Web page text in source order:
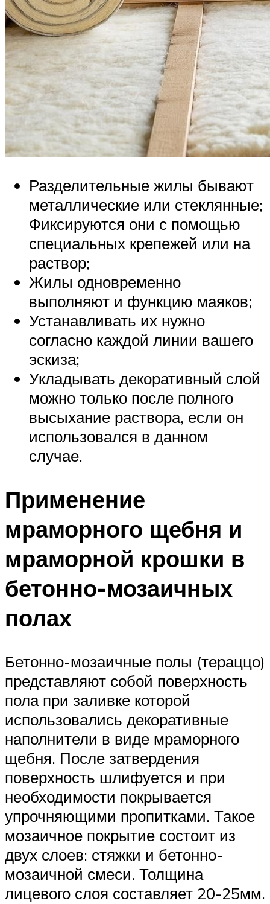
Разделительные жилы бывают
металлические или стеклянные;
Фиксируются они с помощью
специальных крепежей или на
раствор;
Жилы одновременно
выполняют и функцию маяков;
Устанавливать их нужно
согласно каждой линии вашего
эскиза;
Укладывать декоративный слой
можно только после полного
высыхание раствора, если он
использовался в данном
случае.
Применение
мраморного щебня и
мраморной крошки в
бетонно-мозаичных
полах
Бетонно-мозаичные полы (тераццо)
представляют собой поверхность
пола при заливке которой
использовались декоративные
наполнители в виде мраморного
щебня. После затвердения
поверхность шлифуется и при
необходимости покрывается
упрочняющими пропитками. Такое
мозаичное покрытие состоит из
двух слоев: стяжки и бетонно-
мозаичной смеси. Толщина
лицевого слоя составляет 20-25мм.